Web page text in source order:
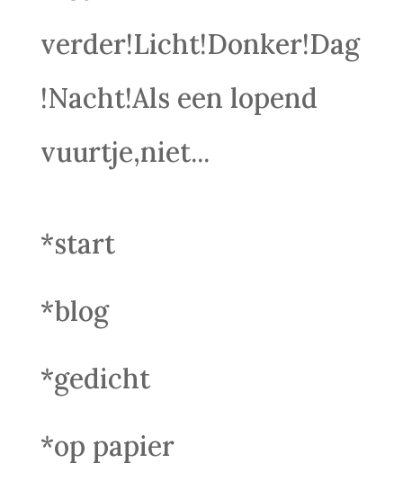
verder!Licht!Donker!Dag
!Nacht!Als een lopend
vuurtje,niet...
*start
*blog
*gedicht
*op papier